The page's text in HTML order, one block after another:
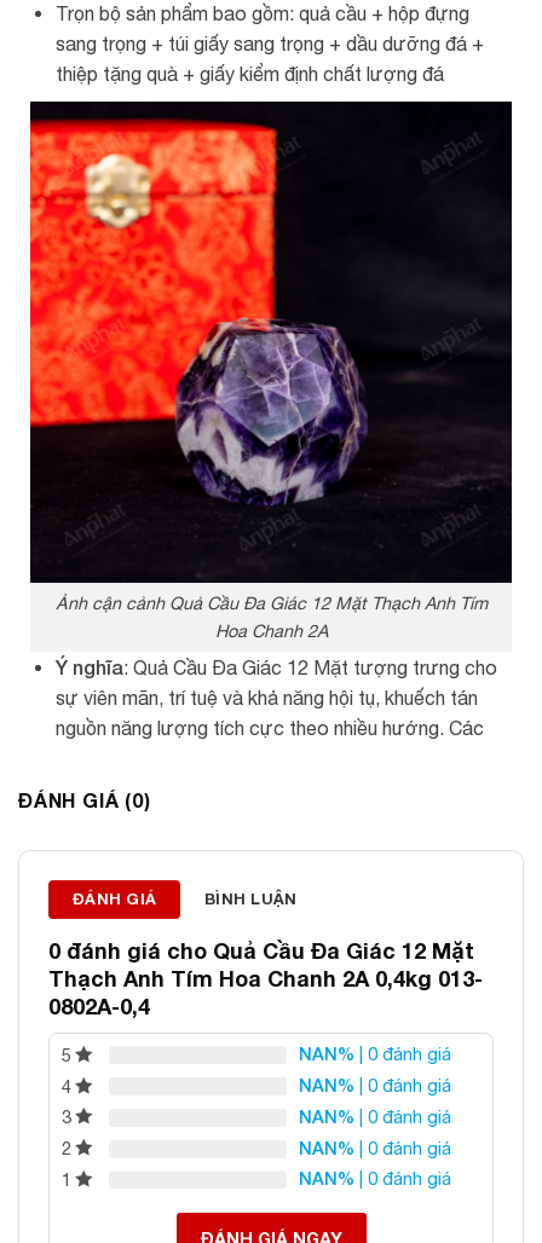
Trọn bộ sản phẩm bao gồm: quả cầu + hộp đựng
sang trọng + túi giấy sang trọng + dầu dưỡng đá +
thiệp tặng quà + giấy kiểm định chất lượng đá
Ảnh cận cảnh Quả Cầu Đa Giác 12 Mặt Thạch Anh Tím
Hoa Chanh 2A
Ý nghĩa: Quả Cầu Đa Giác 12 Mặt tượng trưng cho
sự viên mãn, trí tuệ và khả năng hội tụ, khuếch tán
nguồn năng lượng tích cực theo nhiều hướng. Các
mang ý nghĩa thu hút may mắn, tài lộc và hỗ trợ sự
minh mẫn trong công việc, học tập.
quầy lễ tân hoặc tủ trưng bày để tạo điểm nhấn sang
trọng, lan tỏa sinh khí và góp phần cân bằng năng
lượng cho không gian.
About Latest Posts
Thông tin liên hệ:
ĐÁNH GIÁ (0)
ĐÁNH GIÁ BÌNH LUẬN
0 đánh giá cho Quả Cầu Đa Giác 12 Mặt
Thạch Anh Tím Hoa Chanh 2A 0,4kg 013-
0802A-0,4
5 NAN% | 0 đánh giá
4
NAN% | 0 đánh giá
3
NAN% | 0 đánh giá
2
NAN% | 0 đánh giá
1
NAN% | 0 đánh giá